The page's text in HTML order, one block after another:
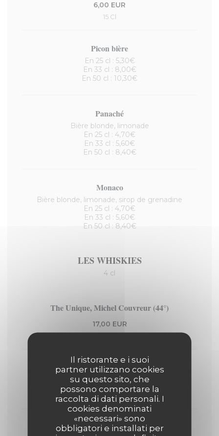
Il ristorante e i suoi
partner utilizzano cookies
su questo sito, che
possono comportare la
raccolta di dati personali. I
cookies denominati
«necessari» sono
obbligatori e installati per
6,00 EUR
15 Cl
Picon bière
En 25 cl : 5,30€
En 33 cl : 8,00€
En 50 cl : 10,30€
Panaché
Bière blonde, limonade
En 25 cl : 4,70€
En 33 cl : 5,60€
En 50 cl : 8,40€
Monaco
Bière blonde, limonade, sirop de grenadine
En 25 cl : 4,70€
En 33 cl : 5,60€
En 50 cl : 8,40€
LES WHISKIES
4 cl
The Unique, Michel Couvreur (44°)
17,00 EUR
Lagavulin 16 ans, Écosse (43°)
11,00 EUR
4 Cl
Cardhu, Amber Rock, Écosse (40°)